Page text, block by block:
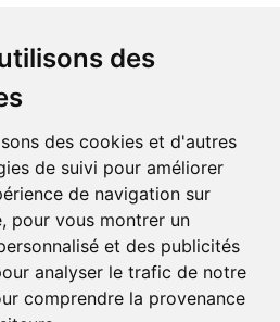
des
des cookies et d'autres
de suivi pour améliorer
de navigation sur
pour vous montrer un
et des publicités
analyser le trafic de notre
comprendre la provenance
– Rang-du-Fliers.
en ligne parmi des milliers de
en ligne et choisissez le retrait
domicile, en toute simplicité.
à vous offrir une expérience pratique,